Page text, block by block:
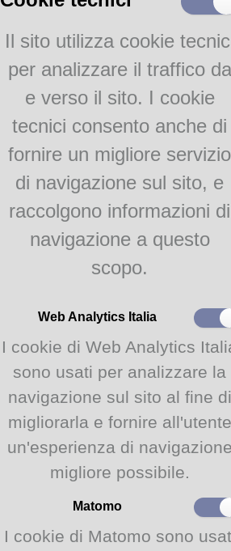
SABATO
-
incontro di
a cura
bambini dai 5 agli 8
creatività.
Il sito utilizza cookie
per analizzare il traffico da
e verso il sito. I cookie
tecnici consento anche di
fornire un migliore servizio
di navigazione sul sito, e
raccolgono informazioni di
navigazione a questo
scopo.
Web Analytics Italia
I cookie di Web Analytics
sono usati per analizzare la
navigazione sul sito al fine di
migliorarla e fornire all'utente
un'esperienza di
migliore possibile.
Matomo
I cookie di Matomo sono